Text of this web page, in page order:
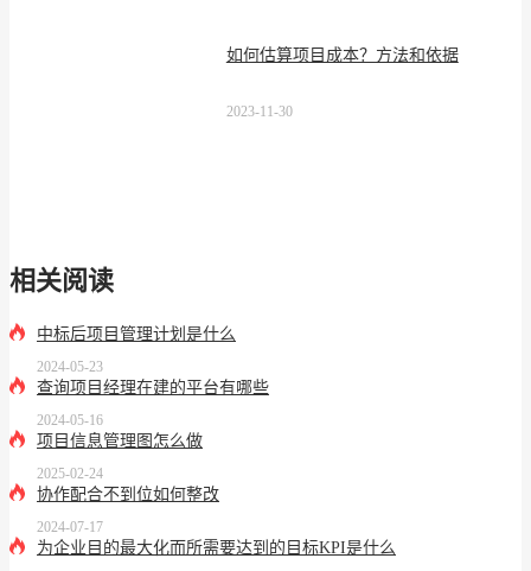
如何估算项目成本？方法和依据
2023-11-30
相关阅读
中标后项目管理计划是什么
2024-05-23
查询项目经理在建的平台有哪些
2024-05-16
项目信息管理图怎么做
2025-02-24
协作配合不到位如何整改
2024-07-17
为企业目的最大化而所需要达到的目标KPI是什么